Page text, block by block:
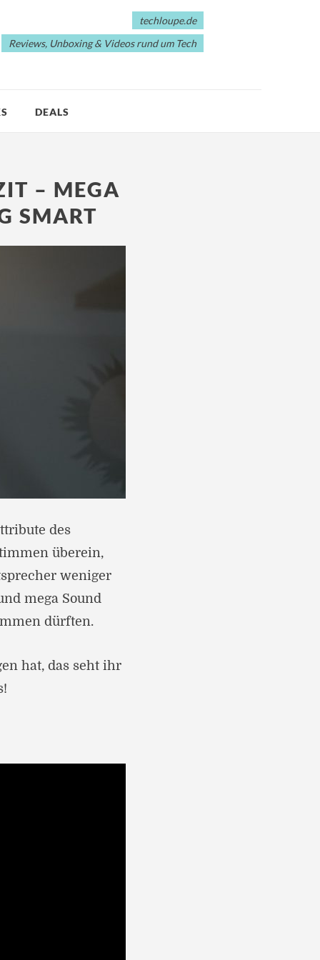
techloupe.de
Reviews, Unboxing & Videos rund um Tech
DEALS
– MEGA
SMART
des
überein,
weniger
mega Sound
dürften.
hat, das seht ihr